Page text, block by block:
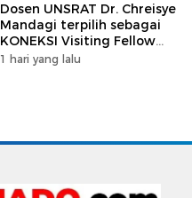
Dosen UNSRAT Dr. Chreisye
Mandagi terpilih sebagai
KONEKSI Visiting Fellow
2026 di Australia
1 hari yang lalu